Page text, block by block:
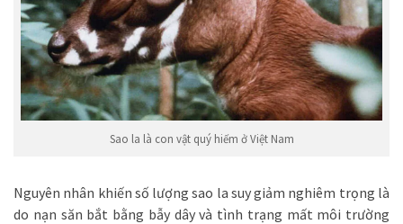
Sao la là con vật quý hiếm ở Việt Nam
Nguyên nhân khiến số lượng sao la suy giảm nghiêm trọng là
do nạn săn bắt bằng bẫy dây và tình trạng mất môi trường